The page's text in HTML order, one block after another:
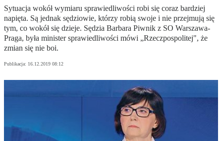
Sytuacja wokół wymiaru sprawiedliwości robi się coraz bardziej
napięta. Są jednak sędziowie, którzy robią swoje i nie przejmują się
tym, co wokół się dzieje. Sędzia Barbara Piwnik z SO Warszawa-
Praga, była minister sprawiedliwości mówi „Rzeczpospolitej", że
zmian się nie boi.
Publikacja: 16.12.2019 08:12